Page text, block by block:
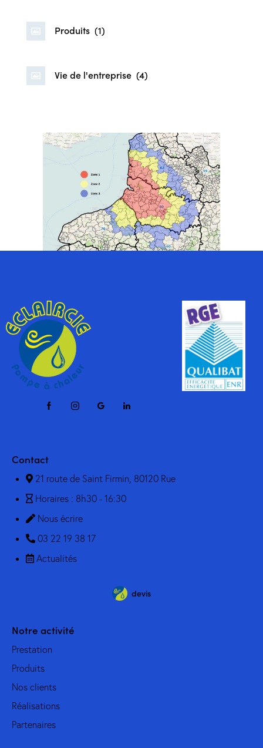
Produits (1)
Vie de l'entreprise (4)
Contact
21 route de Saint Firmin, 80120 Rue
Horaires : 8h30 - 16:30
Nous écrire
03 22 19 38 17
Actualités
devis
Notre activité
Prestation
Produits
Nos clients
Réalisations
Partenaires